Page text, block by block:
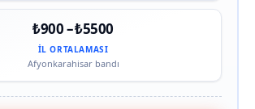
₺900 – ₺5500
İL ORTALAMASI
Afyonkarahisar bandı